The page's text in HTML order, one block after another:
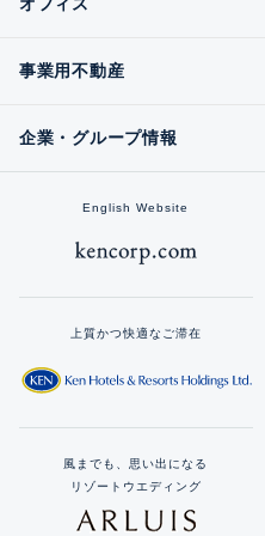
事業用不動産
企業・グループ情報
English Website
上質かつ快適なご滞在
風までも、思い出になる
リゾートウエディング